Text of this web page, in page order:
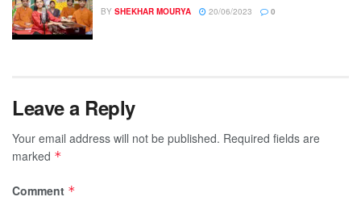
BY SHEKHAR MOURYA 20/06/2023 0
Leave a Reply
Your email address will not be published. Required fields are
marked *
Comment *